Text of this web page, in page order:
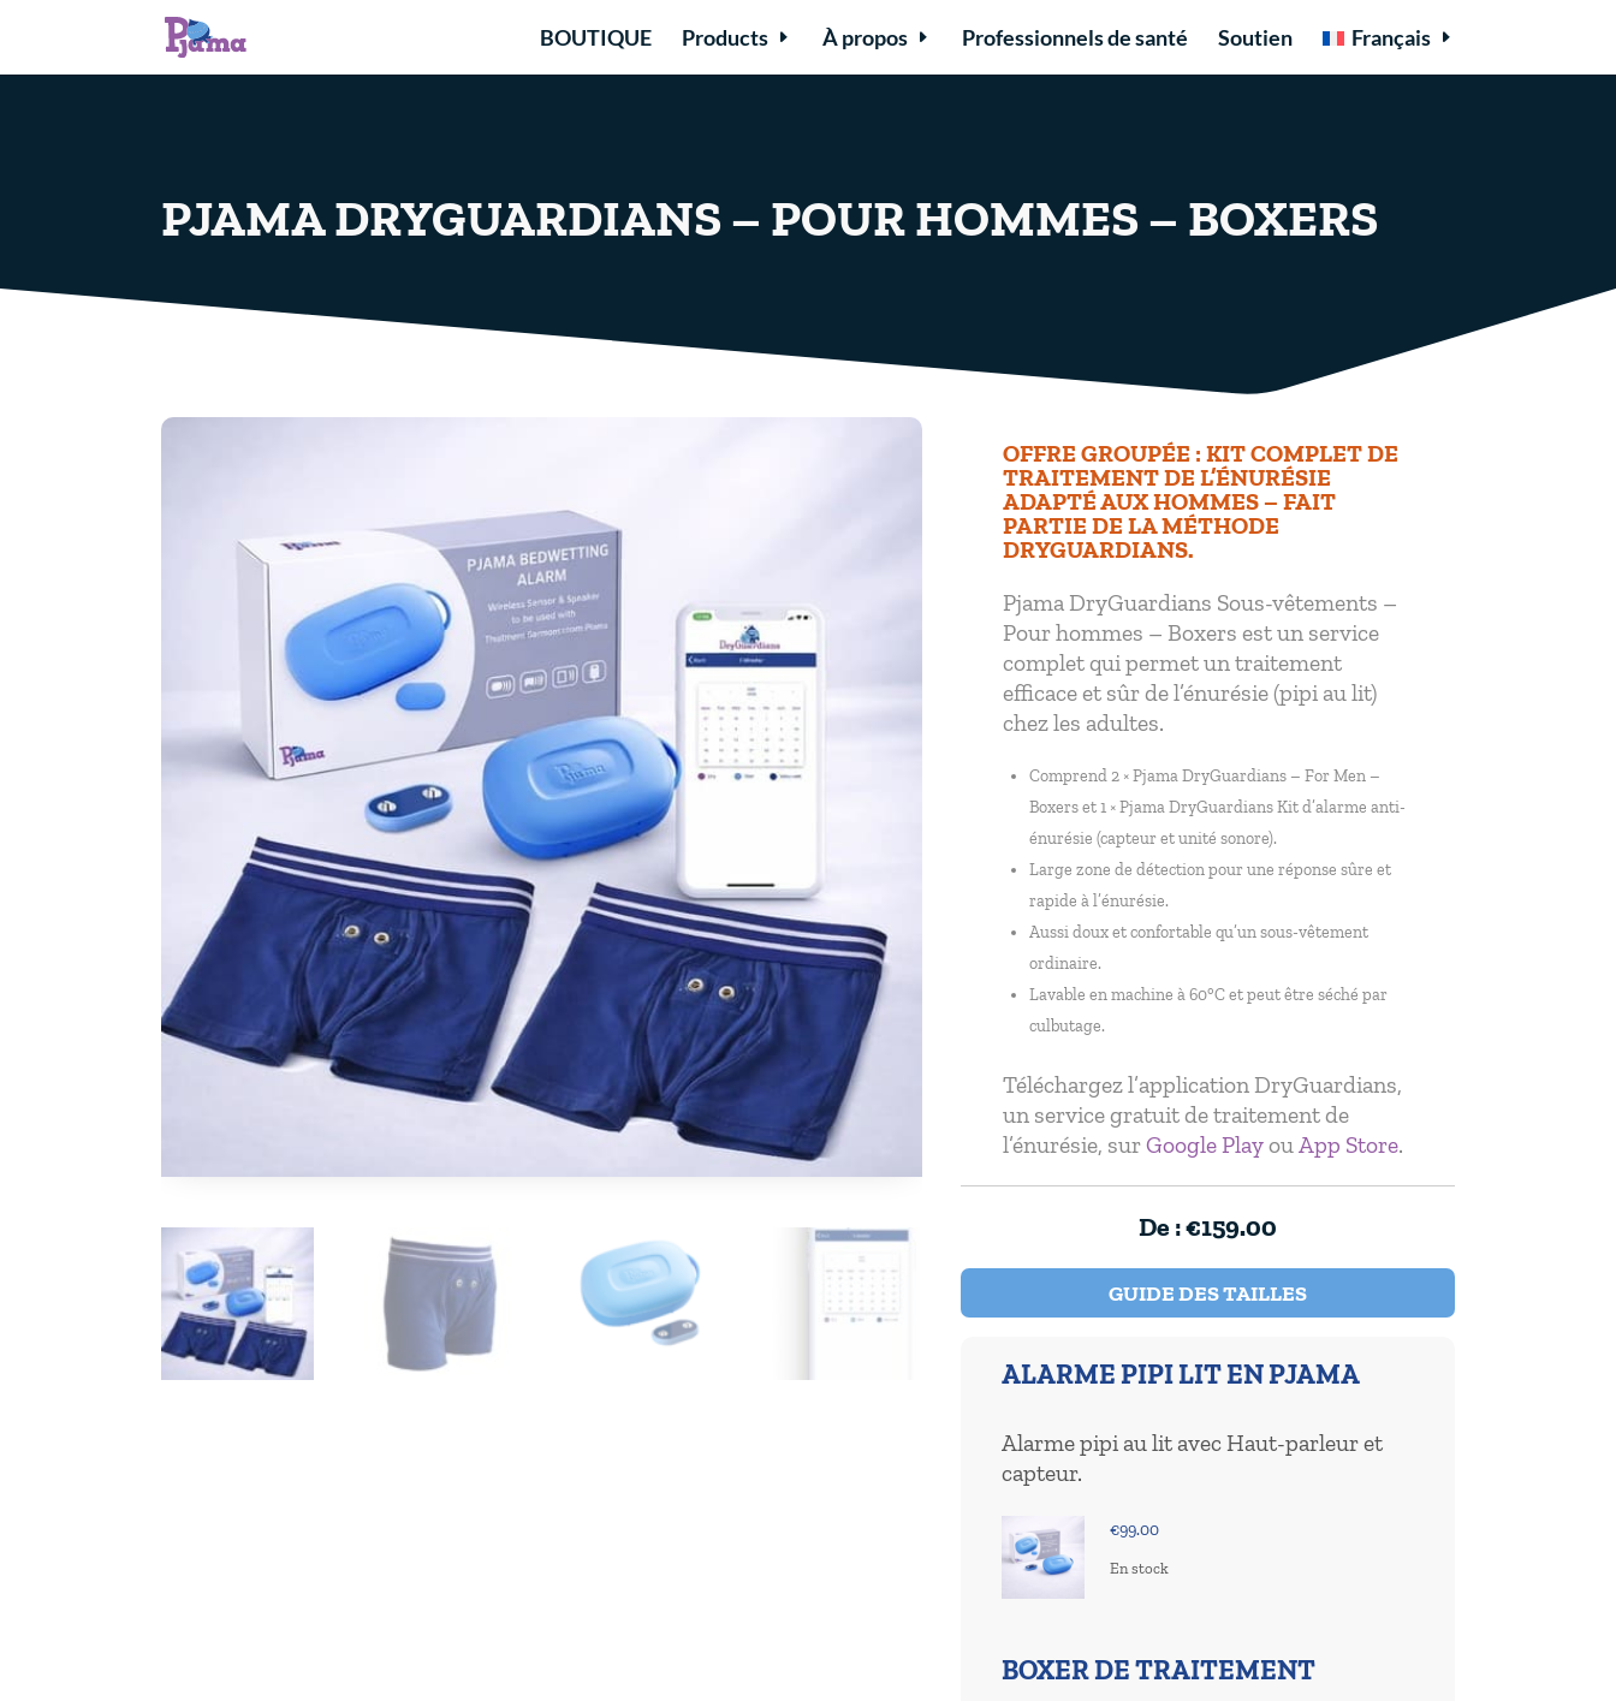
BOUTIQUE Products À propos Professionnels de santé Soutien Français
PJAMA DRYGUARDIANS – POUR HOMMES – BOXERS
OFFRE GROUPÉE : KIT COMPLET DE
TRAITEMENT DE L’ÉNURÉSIE
ADAPTÉ AUX HOMMES – FAIT
PARTIE DE LA MÉTHODE
DRYGUARDIANS.
Pjama DryGuardians Sous-vêtements –
Pour hommes – Boxers est un service
complet qui permet un traitement
efficace et sûr de l’énurésie (pipi au lit)
chez les adultes.
Comprend 2 × Pjama DryGuardians – For Men –
Boxers et 1 × Pjama DryGuardians Kit d’alarme anti-
énurésie (capteur et unité sonore).
Large zone de détection pour une réponse sûre et
rapide à l’énurésie.
Aussi doux et confortable qu’un sous-vêtement
ordinaire.
Lavable en machine à 60°C et peut être séché par
culbutage.
Téléchargez l’application DryGuardians,
un service gratuit de traitement de
l’énurésie, surGoogle PlayouApp Store.
De :€159.00
GUIDE DES TAILLES
ALARME PIPI LIT EN PJAMA
Alarme pipi au lit avec Haut-parleur et
capteur.
€99.00
En stock
BOXER DE TRAITEMENT